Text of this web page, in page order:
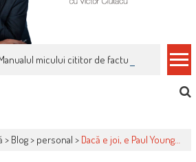
micului cititor de facturi: nu plăti
> Blog> personal > Dacă e joi, e Paul Young…